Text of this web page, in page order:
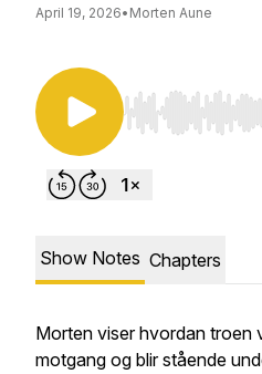
April 19, 2026• Morten Aune
Use Left/Right
Show Notes Chapters
Morten viser hvordan troen
motgang og blir stående